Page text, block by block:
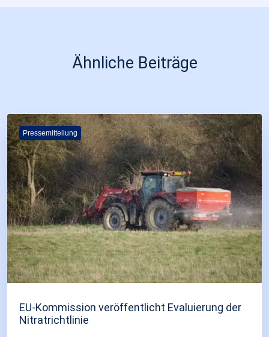
Ähnliche Beiträge
Pressemitteilung
EU-Kommission veröffentlicht Evaluierung der
Nitratrichtlinie